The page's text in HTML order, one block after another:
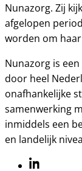
Nunazorg. Zij
afgelopen
worden om
Nunazorg is
door heel
onafhankelijke
samenwerking
inmiddels een
en landelijk
Linkedin